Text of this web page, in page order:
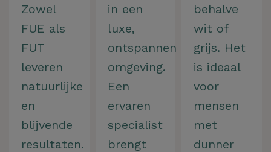
Zowel
FUE als
FUT
leveren
natuurlijke
en
blijvende
resultaten.
in een
luxe,
ontspannen
omgeving.
Een
ervaren
specialist
brengt
behalve
wit of
grijs. Het
is ideaal
voor
mensen
met
dunner